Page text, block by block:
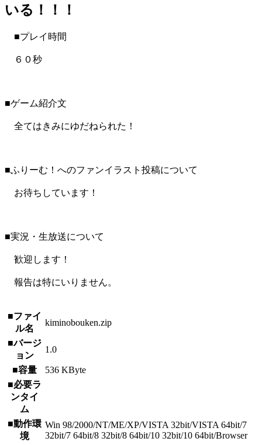
いる！！！
■プレイ時間
６０秒
■ゲーム紹介文
全てはきみにゆだねられた！
■ふりーむ！へのファンイラスト投稿について
お待ちしています！
■実況・生放送について
歓迎します！
報告は特にいりません。
■ファイ
ル名
kiminobouken.zip
■バージ
ョン
1.0
■容量
536 KByte
■必要ラ
ンタイ
ム
■動作環
境
Win 98/2000/NT/ME/XP/VISTA 32bit/VISTA 64bit/7
32bit/7 64bit/8 32bit/8 64bit/10 32bit/10 64bit/Browser